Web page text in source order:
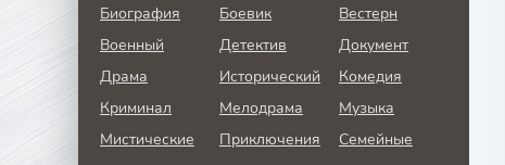
Биография Боевик
Вестерн
Военный
Детектив
Документ
Драма
Исторический
Комедия
Криминал
Мелодрама
Музыка
Мистические
Приключения
Семейные